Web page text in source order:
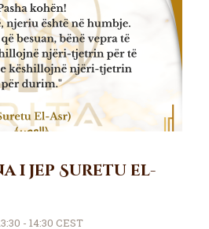
i jep Suretu el-
- 14:30 CEST